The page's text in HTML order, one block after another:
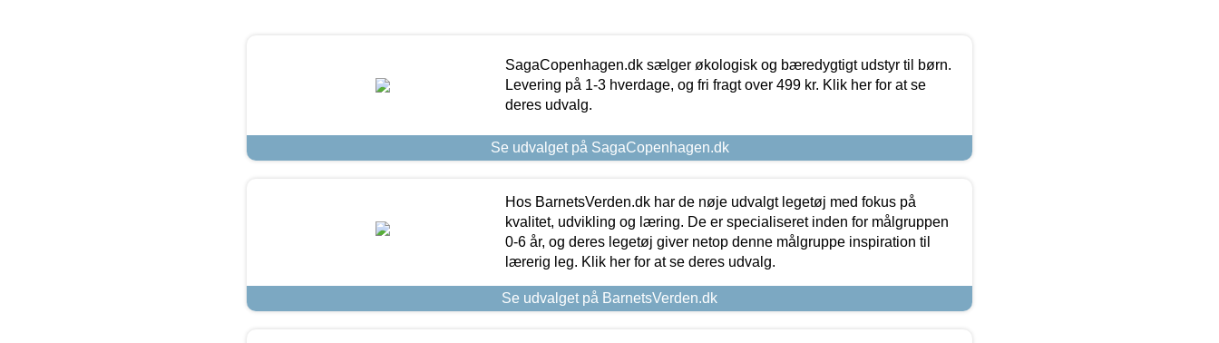
SagaCopenhagen.dk sælger økologisk og bæredygtigt udstyr til børn.
Levering på 1-3 hverdage, og fri fragt over 499 kr. Klik her for at se
deres udvalg.
Se udvalget på SagaCopenhagen.dk
Hos BarnetsVerden.dk har de nøje udvalgt legetøj med fokus på
kvalitet, udvikling og læring. De er specialiseret inden for målgruppen
0-6 år, og deres legetøj giver netop denne målgruppe inspiration til
lærerig leg. Klik her for at se deres udvalg.
Se udvalget på BarnetsVerden.dk